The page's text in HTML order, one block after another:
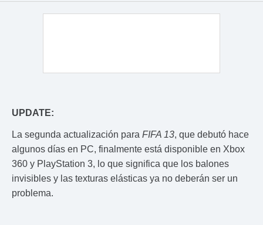
UPDATE:
La segunda actualización para FIFA 13, que debutó hace
algunos días en PC, finalmente está disponible en Xbox
360 y PlayStation 3, lo que significa que los balones
invisibles y las texturas elásticas ya no deberán ser un
problema.